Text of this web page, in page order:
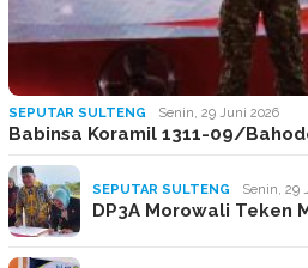
SEPUTAR SULTENG Senin, 29 Juni 2026
Babinsa Koramil 1311-09/
SEPUTAR SULTENG Senin, 29
DP3A Morowali Teken